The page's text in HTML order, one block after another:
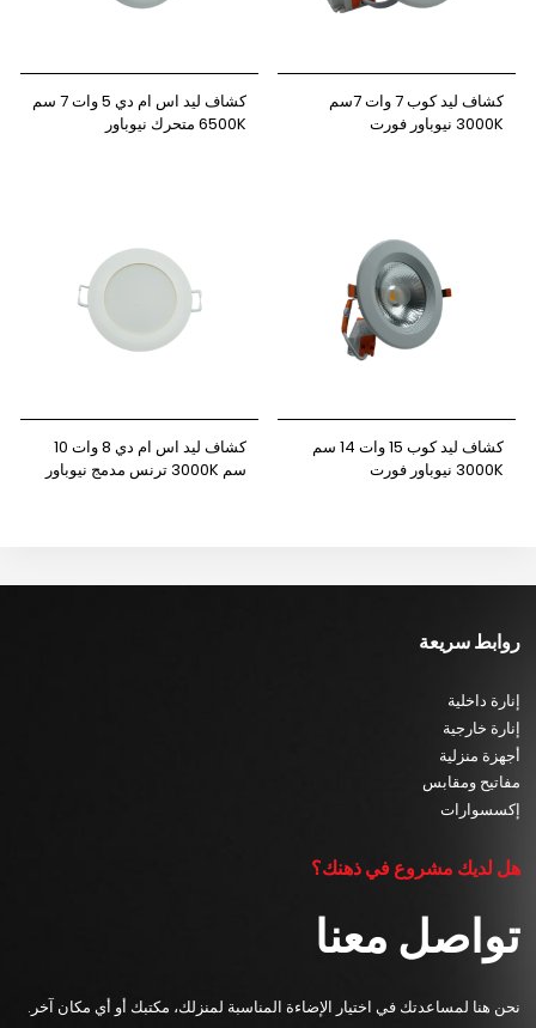
كشاف ليد كوب 7 وات 7سم
3000K نيوباور فورت
كشاف ليد اس ام دي 5 وات 7 سم
6500K متحرك نيوباور
كشاف ليد كوب 15 وات 14 سم
3000K نيوباور فورت
كشاف ليد اس ام دي 8 وات 10
سم 3000K ترنس مدمج نيوباور
روابط سريعة
إنارة داخلية
إنارة خارجية
أجهزة منزلية
مفاتيح ومقابس
إكسسوارات
هل لديك مشروع في ذهنك؟
تواصل معنا
نحن هنا لمساعدتك في اختيار الإضاءة المناسبة لمنزلك، مكتبك أو أي مكان آخر.